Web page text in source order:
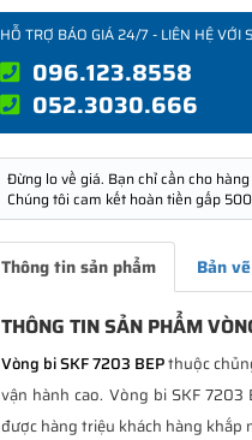
HỖ TRỢ BÁO GIÁ 24/7 - LIÊN HỆ VỚI
096.123.8558
052.3030.666
Đừng lo về giá. Bạn chỉ cần cho
Chúng tôi cam kết hoàn tiền gấp
Thông tin sản phẩm Bản
THÔNG TIN SẢN PHẨM
Vòng bi SKF 7203 BEPthuộc
vận hành cao. Vòng bi SKF
được hàng triệu khách hàng khắp